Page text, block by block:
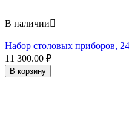
В наличии
Набор столовых приборов,
11 300.00 ₽
В корзину